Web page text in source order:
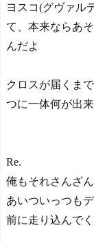
ヨスコ(グヴァル
て、本来ならあ
んだよ
クロスが届くま
つに一体何が出
Re.
俺もそれさんざ
あいついっつも
前に走り込んで